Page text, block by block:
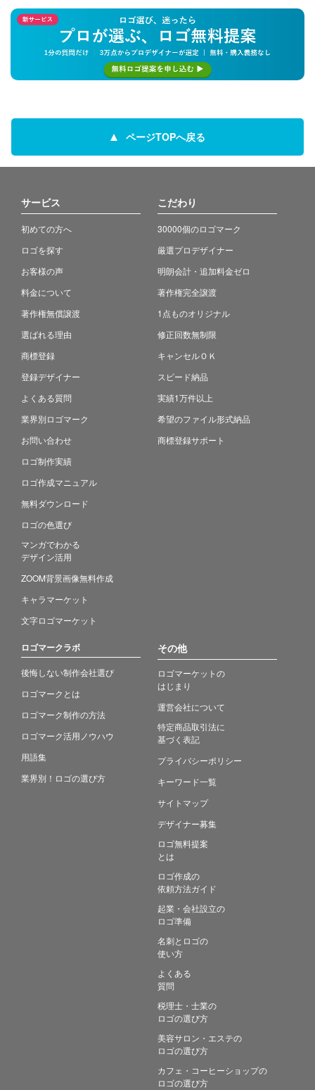
ページTOPへ戻る
サービス
初めての方へ
ロゴを探す
お客様の声
料金について
著作権無償譲渡
選ばれる理由
商標登録
登録デザイナー
よくある質問
業界別ロゴマーク
お問い合わせ
ロゴ制作実績
ロゴ作成マニュアル
無料ダウンロード
ロゴの色選び
マンガでわかる
デザイン活用
ZOOM背景画像無料作成
キャラマーケット
文字ロゴマーケット
こだわり
30000個のロゴマーク
厳選プロデザイナー
明朗会計・追加料金ゼロ
著作権完全譲渡
1点ものオリジナル
修正回数無制限
キャンセルＯＫ
スピード納品
実績1万件以上
希望のファイル形式納品
商標登録サポート
ロゴマークラボ
後悔しない制作会社選び
ロゴマークとは
ロゴマーク制作の方法
ロゴマーク活用ノウハウ
用語集
業界別！ロゴの選び方
その他
ロゴマーケットの
はじまり
運営会社について
特定商品取引法に
基づく表記
プライバシーポリシー
キーワード一覧
サイトマップ
デザイナー募集
ロゴ無料提案
とは
ロゴ作成の
依頼方法ガイド
起業・会社設立の
ロゴ準備
名刺とロゴの
使い方
よくある
質問
税理士・士業の
ロゴの選び方
美容サロン・エステの
ロゴの選び方
カフェ・コーヒーショップの
ロゴの選び方